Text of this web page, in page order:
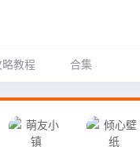
略教程 合集